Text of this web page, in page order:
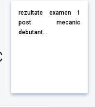
rezultate examen 1
post mecanic
debutant...